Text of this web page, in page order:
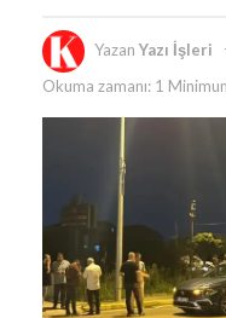
Yazan Yazı İşleri
Okuma zamanı: 1